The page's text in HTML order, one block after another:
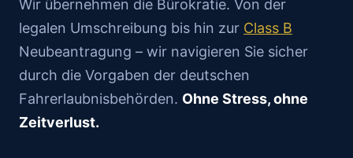
Wir übernehmen die Bürokratie. Von der
legalen Umschreibung bis hin zur Class B
Neubeantragung – wir navigieren Sie sicher
durch die Vorgaben der deutschen
Fahrerlaubnisbehörden. Ohne Stress, ohne
Zeitverlust.